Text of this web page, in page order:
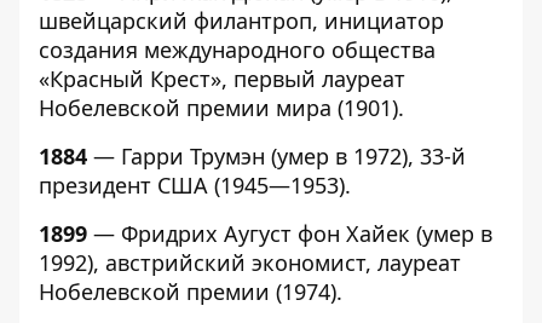
швейцарский филантроп, инициатор
создания международного общества
«Красный Крест», первый лауреат
Нобелевской премии мира (1901).
1884 — Гарри Трумэн (умер в 1972), 33-й
президент США (1945—1953).
1899 — Фридрих Аугуст фон Хайек (умер в
1992), австрийский экономист, лауреат
Нобелевской премии (1974).